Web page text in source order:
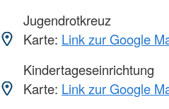
Jugendrotkreuz
Karte: Link zur Google
Kindertageseinrichtung
Karte: Link zur Google